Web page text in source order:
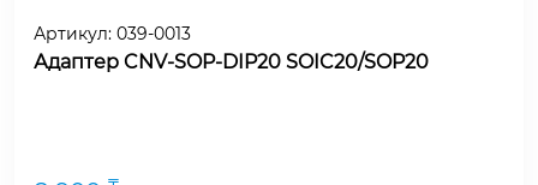
Артикул: 039-0013
Адаптер CNV-SOP-DIP20 SOIC20/SOP20